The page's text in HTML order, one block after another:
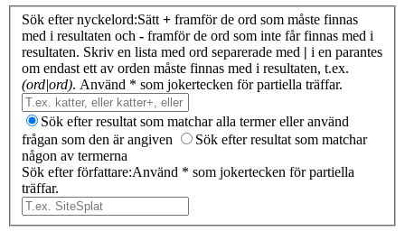
Sök efter nyckelord:Sätt + framför de ord som måste finnas
med i resultaten och - framför de ord som inte får finnas med i
resultaten. Skriv en lista med ord separerade med | i en parantes
om endast ett av orden måste finnas med i resultaten, t.ex.
(ord|ord). Använd * som jokertecken för partiella träffar.
Sök efter resultat som matchar alla termer eller använd
frågan som den är angiven
Sök efter resultat som matchar
någon av termerna
Sök efter författare:Använd * som jokertecken för partiella
träffar.